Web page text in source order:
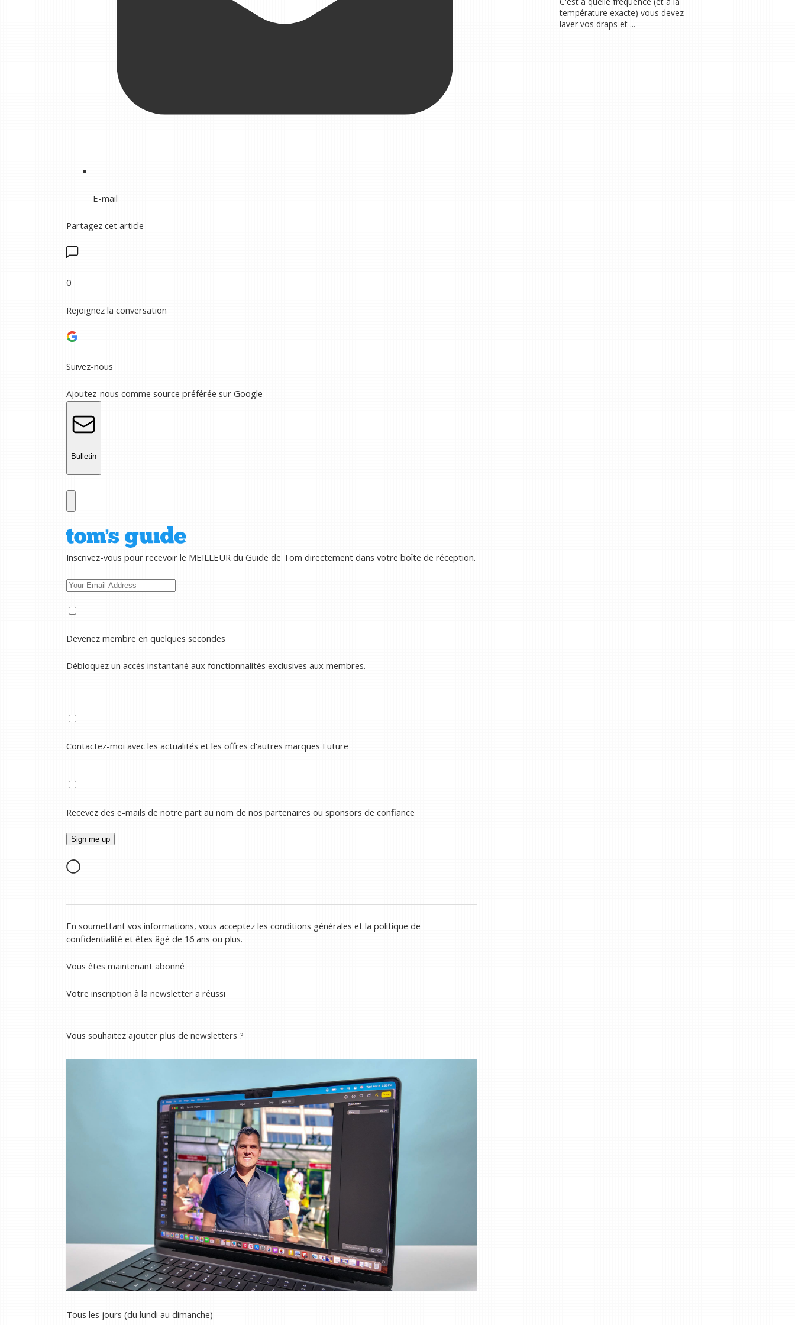
E-mail
Partagez cet article
0
Rejoignez la conversation
Suivez-nous
Ajoutez-nous comme source préférée sur Google
Bulletin
Inscrivez-vous pour recevoir le MEILLEUR du Guide de Tom directement dans votre boîte de réception.
Devenez membre en quelques secondes
Débloquez un accès instantané aux fonctionnalités exclusives aux membres.
Contactez-moi avec les actualités et les offres d'autres marques Future
Recevez des e-mails de notre part au nom de nos partenaires ou sponsors de confiance
En soumettant vos informations, vous acceptez les conditions générales et la politique de
confidentialité et êtes âgé de 16 ans ou plus.
Vous êtes maintenant abonné
Votre inscription à la newsletter a réussi
Vous souhaitez ajouter plus de newsletters ?
Tous les jours (du lundi au dimanche)
température exacte) vous devez
laver vos draps et ...